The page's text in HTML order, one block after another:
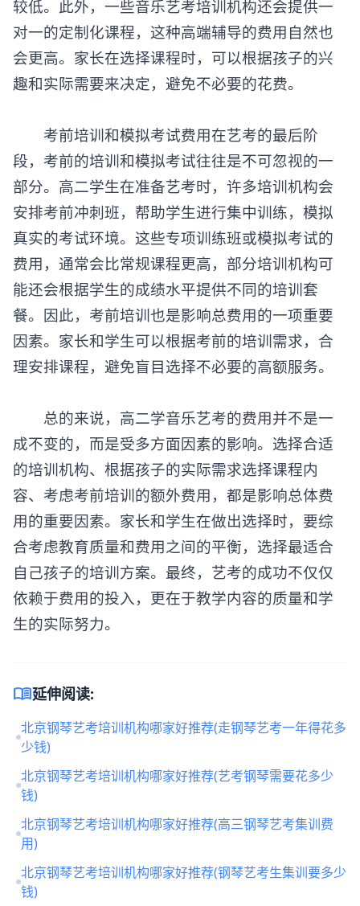
较低。此外，一些音乐艺考培训机构还会提供一
对一的定制化课程，这种高端辅导的费用自然也
会更高。家长在选择课程时，可以根据孩子的兴
趣和实际需要来决定，避免不必要的花费。
考前培训和模拟考试费用在艺考的最后阶
段，考前的培训和模拟考试往往是不可忽视的一
部分。高二学生在准备艺考时，许多培训机构会
安排考前冲刺班，帮助学生进行集中训练，模拟
真实的考试环境。这些专项训练班或模拟考试的
费用，通常会比常规课程更高，部分培训机构可
能还会根据学生的成绩水平提供不同的培训套
餐。因此，考前培训也是影响总费用的一项重要
因素。家长和学生可以根据考前的培训需求，合
理安排课程，避免盲目选择不必要的高额服务。
总的来说，高二学音乐艺考的费用并不是一
成不变的，而是受多方面因素的影响。选择合适
的培训机构、根据孩子的实际需求选择课程内
容、考虑考前培训的额外费用，都是影响总体费
用的重要因素。家长和学生在做出选择时，要综
合考虑教育质量和费用之间的平衡，选择最适合
自己孩子的培训方案。最终，艺考的成功不仅仅
依赖于费用的投入，更在于教学内容的质量和学
生的实际努力。
menu_book延伸阅读:
北京钢琴艺考培训机构哪家好推荐(走钢琴艺考一年得花多
少钱)
北京钢琴艺考培训机构哪家好推荐(艺考钢琴需要花多少
钱)
北京钢琴艺考培训机构哪家好推荐(高三钢琴艺考集训费
用)
北京钢琴艺考培训机构哪家好推荐(钢琴艺考生集训要多少
钱)